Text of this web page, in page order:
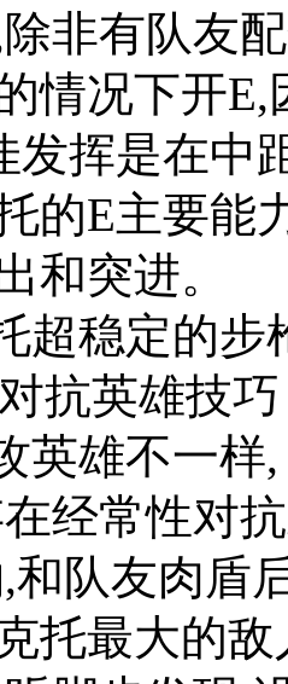
非有队友
情况下开
发挥是在中
的E主要能
和突进。
超稳定的步
抗英雄技巧
英雄不一样
经常性对
和队友肉盾
托最大的